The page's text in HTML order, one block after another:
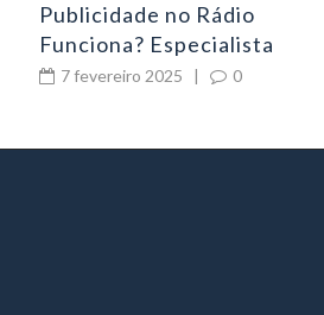
Publicidade no Rádio
Funciona? Especialista
Explica a Chave para o
7 fevereiro 2025 | 0